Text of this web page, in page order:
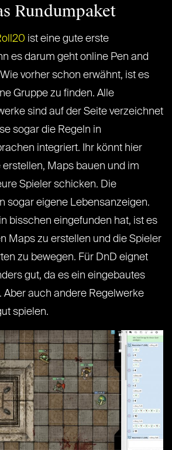
Rundumpaket
ist eine gute erste
es darum geht online Pen and
vorher schon erwähnt, ist es
Gruppe zu finden. Alle
sind auf der Seite verzeichnet
sogar die Regeln in
integriert. Ihr könnt hier
Maps bauen und im
Spieler schicken. Die
sogar eigene Lebensanzeigen.
bisschen eingefunden hat, ist es
Maps zu erstellen und die Spieler
zu bewegen. Für DnD eignet
gut, da es ein eingebautes
Aber auch andere Regelwerke
spielen.